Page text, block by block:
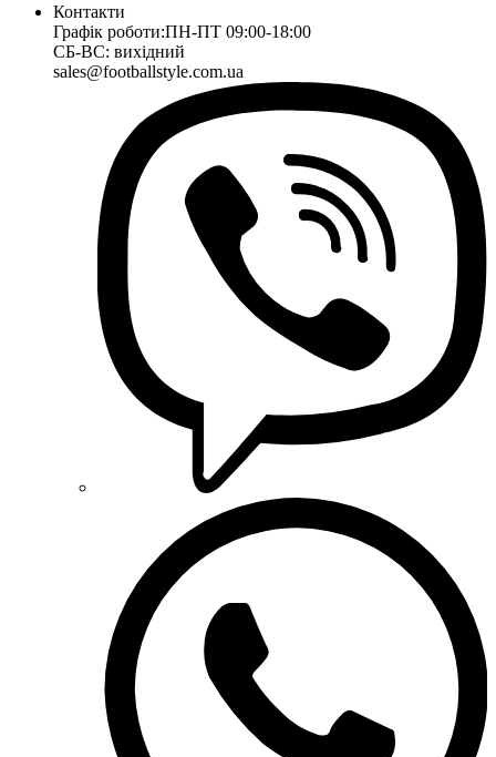
Контакти
Графік роботи:ПН-ПТ 09:00-18:00
СБ-ВС: вихідний
sales@footballstyle.com.ua